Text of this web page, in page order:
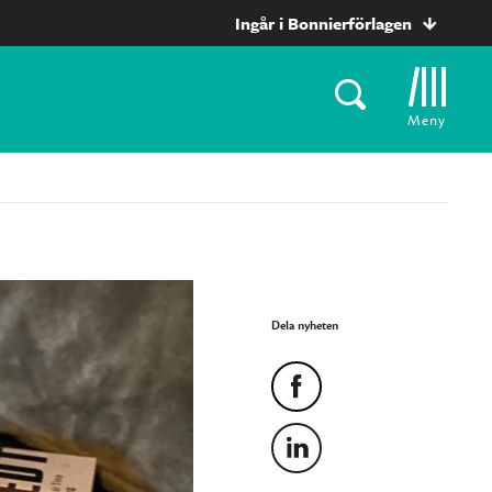
Ingår i Bonnierförlagen
Meny
Dela nyheten